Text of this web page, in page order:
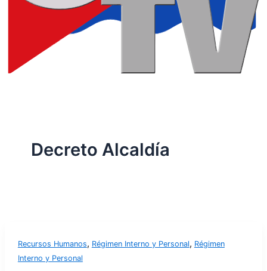
Decreto Alcaldía
Recursos Humanos, Régimen Interno y Personal, Régimen
Interno y Personal